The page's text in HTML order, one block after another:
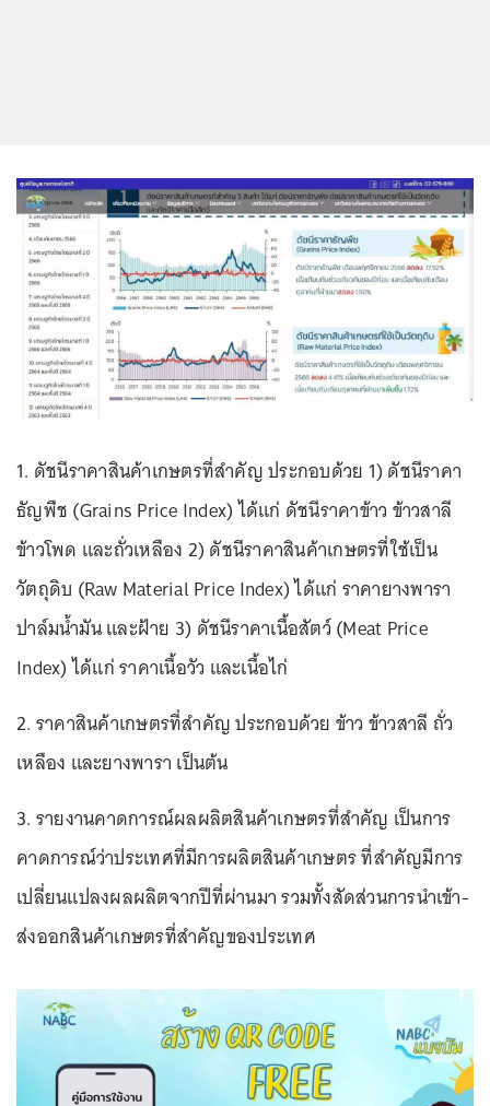
1. ดัชนีราคาสินค้าเกษตรที่สำคัญ ประกอบด้วย 1) ดัชนีราคา
ธัญพืช (Grains Price Index) ได้แก่ ดัชนีราคาข้าว ข้าวสาลี
ข้าวโพด และถั่วเหลือง 2) ดัชนีราคาสินค้าเกษตรที่ใช้เป็น
วัตถุดิบ (Raw Material Price Index) ได้แก่ ราคายางพารา
ปาล์มน้ำมัน และฝ้าย 3) ดัชนีราคาเนื้อสัตว์ (Meat Price
Index) ได้แก่ ราคาเนื้อวัว และเนื้อไก่
2. ราคาสินค้าเกษตรที่สำคัญ ประกอบด้วย ข้าว ข้าวสาลี ถั่ว
เหลือง และยางพารา เป็นต้น
3. รายงานคาดการณ์ผลผลิตสินค้าเกษตรที่สำคัญ เป็นการ
คาดการณ์ว่าประเทศที่มีการผลิตสินค้าเกษตร ที่สำคัญมีการ
เปลี่ยนแปลงผลผลิตจากปีที่ผ่านมา รวมทั้งสัดส่วนการนำเข้า-
ส่งออกสินค้าเกษตรที่สำคัญของประเทศ